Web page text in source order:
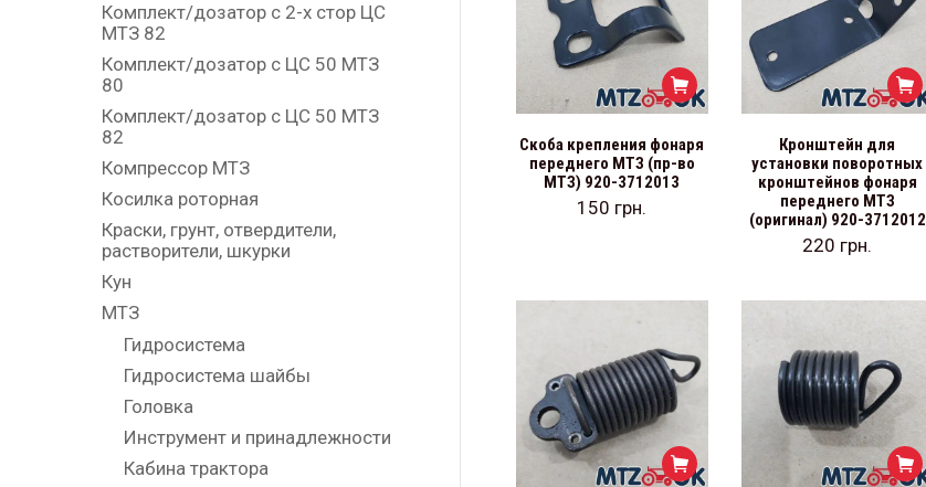
Скоба крепления фонаря
переднего МТЗ (пр-во
МТЗ) 920-3712013
150 грн.
Кронштейн для
установки поворотных
кронштейнов фонаря
переднего МТЗ
(оригинал) 920-3712012
220 грн.
Комплект/дозатор с 2-х стор ЦС
МТЗ 82
Комплект/дозатор с ЦС 50 МТЗ
80
Комплект/дозатор с ЦС 50 МТЗ
82
Компрессор МТЗ
Косилка роторная
Краски, грунт, отвердители,
растворители, шкурки
Кун
МТЗ
Гидросистема
Гидросистема шайбы
Головка
Инструмент и принадлежности
Кабина трактора